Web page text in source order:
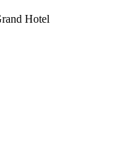
Hotel